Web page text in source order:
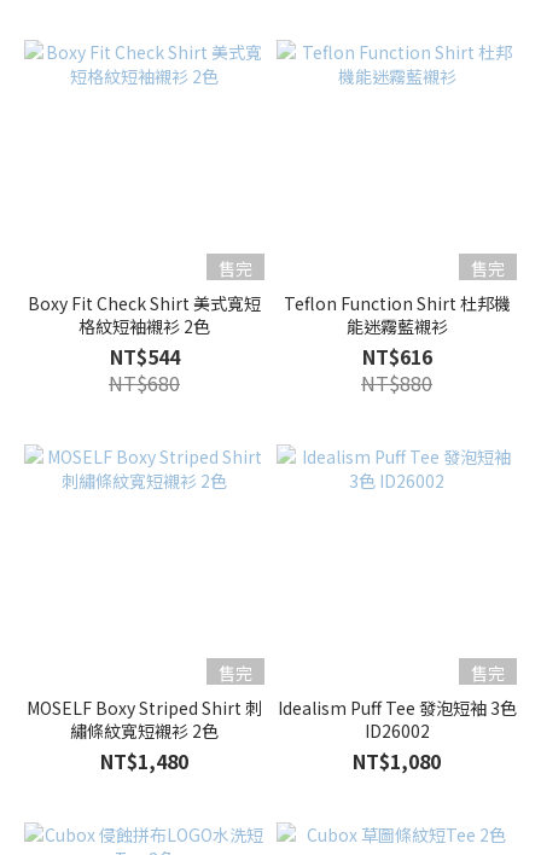
售完
Boxy Fit Check Shirt 美式寬短
格紋短袖襯衫 2色
NT$544
NT$680
售完
Teflon Function Shirt 杜邦機
能迷霧藍襯衫
NT$616
NT$880
售完
MOSELF Boxy Striped Shirt 刺
繡條紋寬短襯衫 2色
NT$1,480
售完
Idealism Puff Tee 發泡短袖 3色
ID26002
NT$1,080